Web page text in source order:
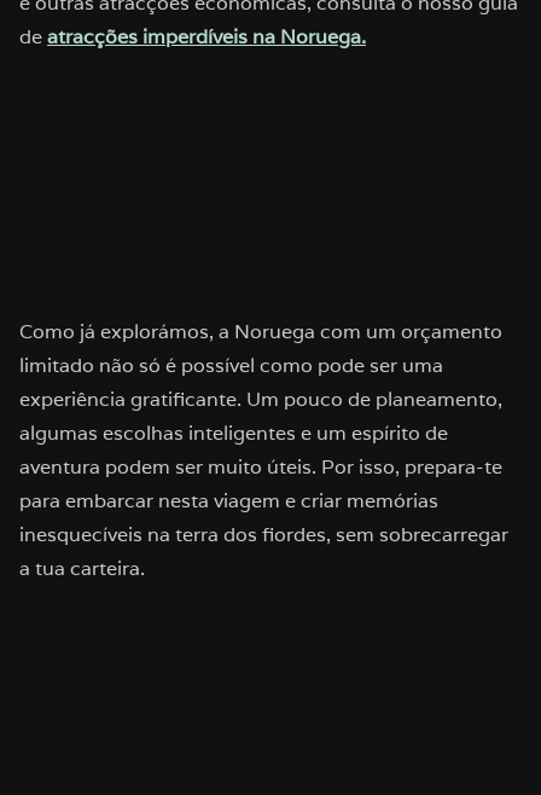
deatracções imperdíveis na Noruega.
Como já explorámos, a Noruega com um orçamento
limitado não só é possível como pode ser uma
experiência gratificante. Um pouco de planeamento,
algumas escolhas inteligentes e um espírito de
aventura podem ser muito úteis. Por isso, prepara-te
para embarcar nesta viagem e criar memórias
inesquecíveis na terra dos fiordes, sem sobrecarregar
a tua carteira.